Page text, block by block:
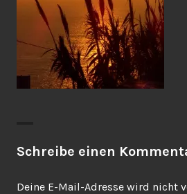
Schreibe einen
Deine E-Mail-Adresse wird nicht